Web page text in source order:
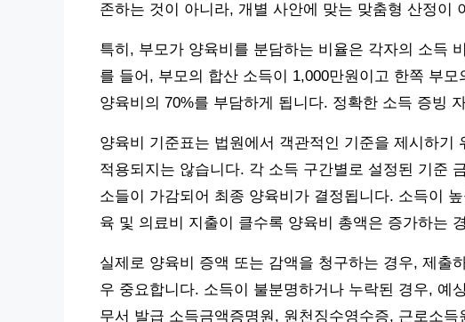
존하는 것이 아니라, 개별 사안에 맞는 맞춤형 산정이
특히, 부모가 양육비를 분담하는 비율은 각자의 소득
를 들어, 부모의 합산 소득이 1,000만원이고 한쪽 부
양육비의 70%를 부담하게 됩니다. 정확한 소득 증빙
양육비 기준표는 법원에서 객관적인 기준을 제시하기
적용되지는 않습니다. 각 소득 구간별로 설정된 기준
소들이 가감되어 최종 양육비가 결정됩니다. 소득이
육 및 의료비 지출이 클수록 양육비 총액은 증가하는
실제로 양육비 증액 또는 감액을 청구하는 경우, 제출
우 중요합니다. 소득이 불분명하거나 누락된 경우, 예
무서 발급 소득금액증명원, 원천징수영수증, 근로소